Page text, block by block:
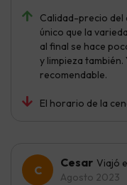
Calidad-precio del
único que la
al final se hace
y limpieza
recomendable.
El horario de la
Cesar Viajó
Agosto 2023